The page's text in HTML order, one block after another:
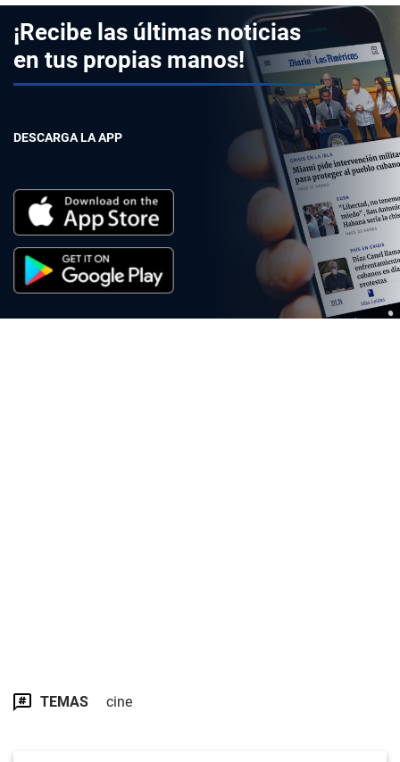
¡Recibe las últimas noticias
en tus propias manos!
DESCARGA LA APP
TEMAS cine